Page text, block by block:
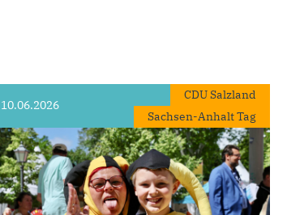
10.06.2026
CDU Salzland
Sachsen-Anhalt Tag